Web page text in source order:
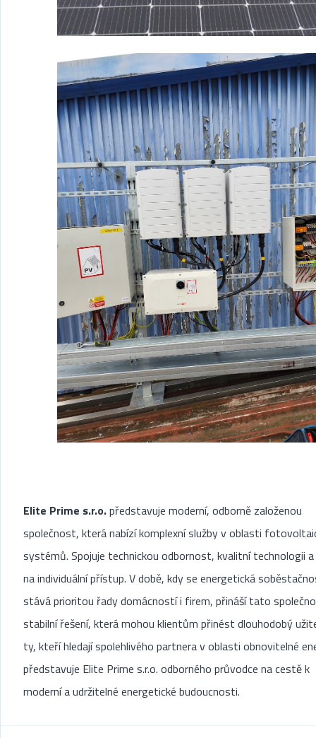
Elite Prime s.r.o.představuje moderní, odborně založenou
společnost, která nabízí komplexní služby v oblasti
systémů. Spojuje technickou odbornost, kvalitní technologii
na individuální přístup. V době, kdy se energetická
stává prioritou řady domácností i firem, přináší tato
stabilní řešení, která mohou klientům přinést dlouhodobý
ty, kteří hledají spolehlivého partnera v oblasti obnovitelné
představuje Elite Prime s.r.o. odborného průvodce na cestě k
moderní a udržitelné energetické budoucnosti.